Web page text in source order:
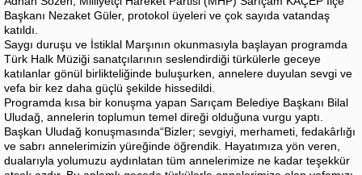
Başkanı Nezaket Güler, protokol üyeleri ve çok sayıda vatandaş
katıldı.
Saygı duruşu ve İstiklal Marşının okunmasıyla başlayan programda
Türk Halk Müziği sanatçılarının seslendirdiği türkülerle geceye
katılanlar gönül birlikteliğinde buluşurken, annelere duyulan sevgi ve
vefa bir kez daha güçlü şekilde hissedildi.
Programda kısa bir konuşma yapan Sarıçam Belediye Başkanı Bilal
Uludağ, annelerin toplumun temel direği olduğuna vurgu yaptı.
Başkan Uludağ konuşmasında“Bizler; sevgiyi, merhameti, fedakârlığı
ve sabrı annelerimizin yüreğinde öğrendik. Hayatımıza yön veren,
dualarıyla yolumuzu aydınlatan tüm annelerimize ne kadar teşekkür